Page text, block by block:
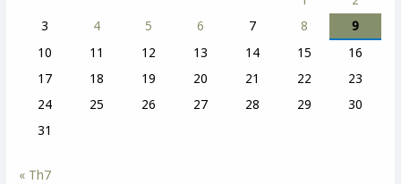
3
4 5 6 7 8
9
10
11 12 13 14 15
16
17
18 19 20 21 22
23
24
25 26 27 28 29
30
31
« Th7